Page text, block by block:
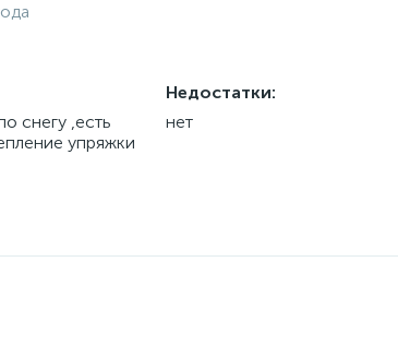
снегу ,есть
упряжки
Недостатки:
нет